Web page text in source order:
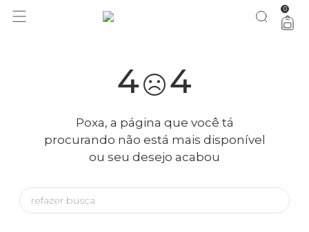
0
4 4
Poxa, a página que você tá
procurando não está mais disponível
ou seu desejo acabou